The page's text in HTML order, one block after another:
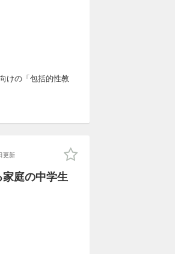
けの「包括的性教
更新
家庭の中学生